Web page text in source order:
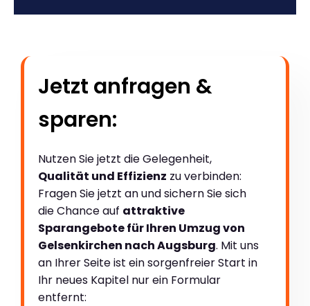
Jetzt anfragen &
sparen:
Nutzen Sie jetzt die Gelegenheit,
Qualität und Effizienz zu verbinden:
Fragen Sie jetzt an und sichern Sie sich
die Chance auf attraktive
Sparangebote für Ihren Umzug von
Gelsenkirchen nach Augsburg. Mit uns
an Ihrer Seite ist ein sorgenfreier Start in
Ihr neues Kapitel nur ein Formular
entfernt: